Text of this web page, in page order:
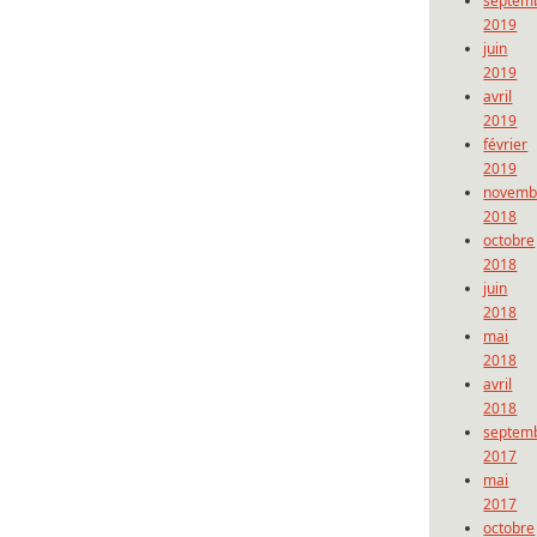
2019
juin
2019
avril
2019
février
2019
2018
octobre
2018
juin
2018
mai
2018
avril
2018
2017
mai
2017
octobre